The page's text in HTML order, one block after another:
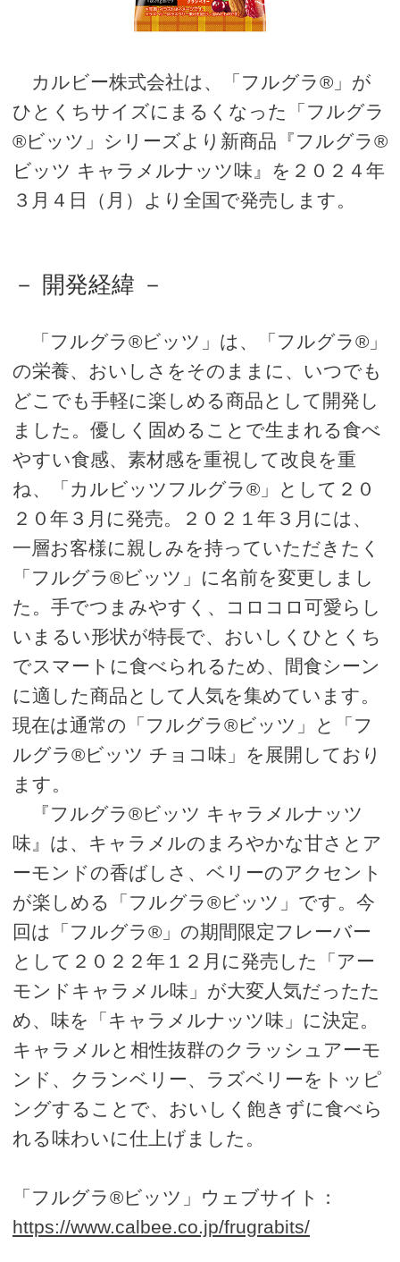
カルビー株式会社は、「フルグラ®」が
ひとくちサイズにまるくなった「フルグラ
®ビッツ」シリーズより新商品『フルグラ®
ビッツ キャラメルナッツ味』を２０２４年
３月４日（月）より全国で発売します。
－ 開発経緯 －
「フルグラ®ビッツ」は、「フルグラ®」
の栄養、おいしさをそのままに、いつでも
どこでも手軽に楽しめる商品として開発し
ました。優しく固めることで生まれる食べ
やすい食感、素材感を重視して改良を重
ね、「カルビッツフルグラ®」として２０
２０年３月に発売。２０２１年３月には、
一層お客様に親しみを持っていただきたく
「フルグラ®ビッツ」に名前を変更しまし
た。手でつまみやすく、コロコロ可愛らし
いまるい形状が特長で、おいしくひとくち
でスマートに食べられるため、間食シーン
に適した商品として人気を集めています。
現在は通常の「フルグラ®ビッツ」と「フ
ルグラ®ビッツ チョコ味」を展開しており
ます。
『フルグラ®ビッツ キャラメルナッツ
味』は、キャラメルのまろやかな甘さとア
ーモンドの香ばしさ、ベリーのアクセント
が楽しめる「フルグラ®ビッツ」です。今
回は「フルグラ®」の期間限定フレーバー
として２０２２年１２月に発売した「アー
モンドキャラメル味」が大変人気だったた
め、味を「キャラメルナッツ味」に決定。
キャラメルと相性抜群のクラッシュアーモ
ンド、クランベリー、ラズベリーをトッピ
ングすることで、おいしく飽きずに食べら
れる味わいに仕上げました。
「フルグラ®ビッツ」ウェブサイト：
https://www.calbee.co.jp/frugrabits/